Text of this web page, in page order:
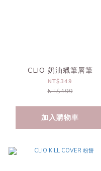
CLIO 奶油蠟筆唇筆
NT$349
NT$499
加入購物車